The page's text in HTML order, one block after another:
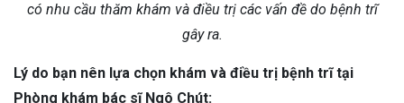
có nhu cầu thăm khám và điều trị các vấn đề do bệnh trĩ
gây ra.
Lý do bạn nên lựa chọn khám và điều trị bệnh trĩ tại
Phòng khám bác sĩ Ngô Chút: